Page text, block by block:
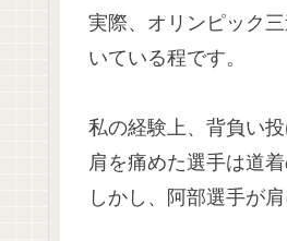
実際、オリンピック
いている程です。
私の経験上、背負い
肩を痛めた選手は道
しかし、阿部選手が